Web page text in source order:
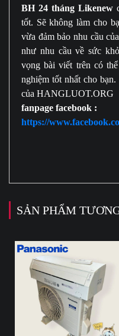
BH 24 tháng Likenew
tốt. Sẽ không làm cho
vừa đảm bảo nhu cầu
như nhu cầu về sức
vọng bài viết trên có
nghiệm tốt nhất cho
của HANGLUOT.ORG
fanpage facebook :
https://
SẢN PHẨM